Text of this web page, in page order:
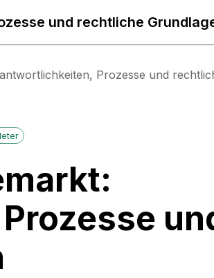
Prozesse und